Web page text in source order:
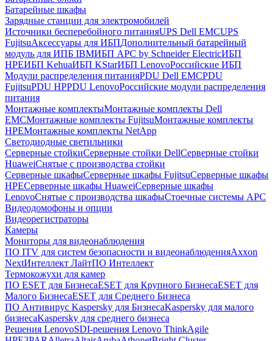
Батарейные шкафы
Зарядные станции для электромобилей
Источники бесперебойного питанияUPS Dell EMCUPS
FujitsuАксессуары для ИБПДополнительный батарейный
модуль для ИПБ IBMИБП APC by Schneider ElectricИБП
HPEИБП KehuaИБП KStarИБП LenovoРоссийские ИБП
Модули распределения питанияPDU Dell EMCPDU
FujitsuPDU HPPDU LenovoРоссийские модули распределения
питания
Монтажные комплектыМонтажные комплекты Dell
EMCМонтажные комплекты FujitsuМонтажные комплекты
HPEМонтажные комплекты NetApp
Светодиодные светильники
Серверные стойкиСерверные стойки DellСерверные стойки
HuaweiСнятые с производства стойки
Серверные шкафыСерверные шкафы FujitsuСерверные шкафы
HPEСерверные шкафы HuaweiСерверные шкафы
LenovoСнятые с производства шкафыСтоечные системы APC
Видеодомофоны и опции
Видеорегистраторы
Камеры
Мониторы для видеонаблюдения
ПО ITV для систем безопасности и видеонаблюденияAxxon
NextИнтеллект ЛайтПО Интеллект
Термокожухи для камер
ПО ESET для БизнесаESET для Крупного БизнесаESET для
Малого БизнесаESET для Среднего Бизнеса
ПО Антивирус Kaspersky для БизнесаKaspersky для малого
бизнесаKaspersky для среднего бизнеса
Решения LenovoSDI-решения Lenovo ThinkAgile